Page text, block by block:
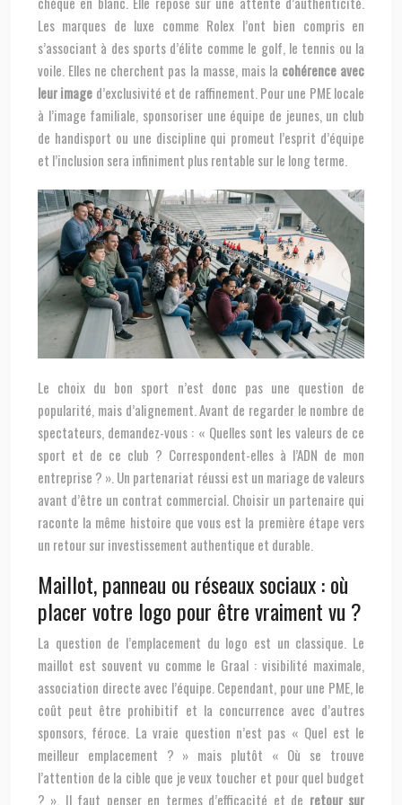
Les marques de luxe comme Rolex l’ont bien compris en
s’associant à des sports d’élite comme le golf, le tennis ou la
voile. Elles ne cherchent pas la masse, mais la cohérence avec
leur image d’exclusivité et de raffinement. Pour une PME locale
à l’image familiale, sponsoriser une équipe de jeunes, un club
de handisport ou une discipline qui promeut l’esprit d’équipe
et l’inclusion sera infiniment plus rentable sur le long terme.
Le choix du bon sport n’est donc pas une question de
popularité, mais d’alignement. Avant de regarder le nombre de
spectateurs, demandez-vous : « Quelles sont les valeurs de ce
sport et de ce club ? Correspondent-elles à l’ADN de mon
entreprise ? ». Un partenariat réussi est un mariage de valeurs
avant d’être un contrat commercial. Choisir un partenaire qui
raconte la même histoire que vous est la première étape vers
un retour sur investissement authentique et durable.
Maillot, panneau ou réseaux sociaux : où
placer votre logo pour être vraiment vu ?
La question de l’emplacement du logo est un classique. Le
maillot est souvent vu comme le Graal : visibilité maximale,
association directe avec l’équipe. Cependant, pour une PME, le
coût peut être prohibitif et la concurrence avec d’autres
sponsors, féroce. La vraie question n’est pas « Quel est le
meilleur emplacement ? » mais plutôt « Où se trouve
l’attention de la cible que je veux toucher et pour quel budget
? ». Il faut penser en termes d’efficacité et de retour sur